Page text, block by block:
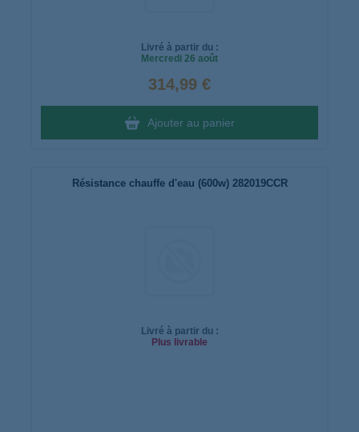
Livré à partir du :
Mercredi 26 août
314,99 €
Ajouter au panier
Résistance chauffe d'eau (600w) 282019CCR
Livré à partir du :
Plus livrable